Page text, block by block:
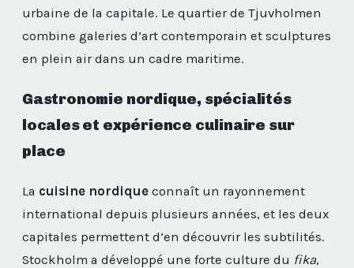
urbaine de la capitale. Le quartier de Tjuvholmen
combine galeries d’art contemporain et sculptures
en plein air dans un cadre maritime.
Gastronomie nordique, spécialités
locales et expérience culinaire sur
place
La cuisine nordique connaît un rayonnement
international depuis plusieurs années, et les deux
capitales permettent d’en découvrir les subtilités.
Stockholm a développé une forte culture du fika,